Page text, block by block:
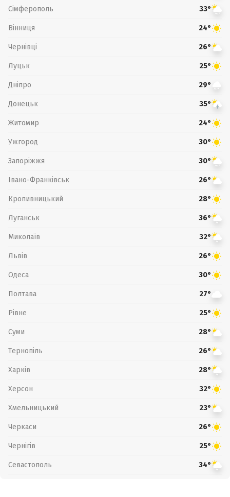
Сімферополь 33°
Вінниця 24°
Чернівці 26°
Луцьк 25°
Дніпро 29°
Донецьк 35°
Житомир 24°
Ужгород 30°
Запоріжжя 30°
Івано-Франківськ 26°
Кропивницький 28°
Луганськ 36°
Миколаїв 32°
Львів 26°
Одеса 30°
Полтава 27°
Рівне 25°
Суми 28°
Тернопіль 26°
Харків 28°
Херсон 32°
Хмельницький 23°
Черкаси 26°
Чернігів 25°
Севастополь 34°